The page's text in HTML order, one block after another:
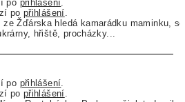
po přihlášení
po přihlášení
ze Žďárska hledá kamarádku maminku,
hřiště, procházky...
po přihlášení
po přihlášení